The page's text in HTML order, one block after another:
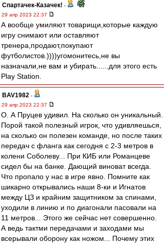
Спартачек-Казачек! -
29 апр 2023 22:37
А вообще умиляют товарищи,которые каждую
игру снимают или оставляют
тренера,продают,покупают
футболистов.))))угомонитесь,не вы
назначали,не вам и убирать......для этого есть
Play Station.
BAV1982 -
29 апр 2023 22:37
О. А Пруцев удивил. На сколько он уникальный.
Порой такой полезный игрок, что удивляешься,
на сколько он полезен команде, но после таких
передач с фланга как сегодня с 2-3 метров в
колени Соболеву... При КИБ или Романцеве
сидел бы на банке. Дающий виноват всегда.
Что пропало у нас в игре явно. Помните как
шикарно открывались наши 8-ки и Игнатов
между ЦЗ и крайним защитником за спинами,
уходили в линию и по диагонали пасовали на
11 метров... Этого же сейчас нет совершенно.
А ведь тактми передачами и заходами мы
всерывали оборону как ножом... Почему этих